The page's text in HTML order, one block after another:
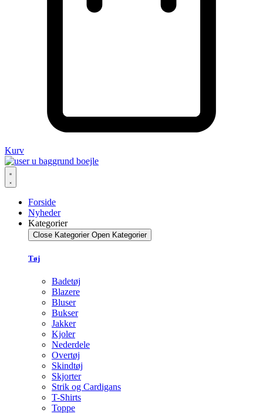
Kurv
Forside
Nyheder
Kategorier
Close Kategorier Open Kategorier
Tøj
Badetøj
Blazere
Bluser
Bukser
Jakker
Kjoler
Nederdele
Overtøj
Skindtøj
Skjorter
Strik og Cardigans
T-Shirts
Toppe